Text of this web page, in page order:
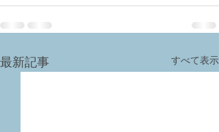
最新記事 すべて表示